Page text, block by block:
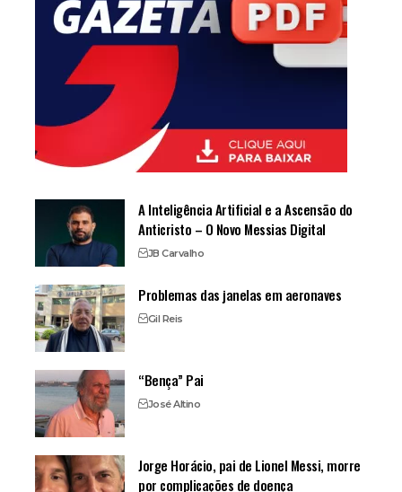
A Inteligência Artificial e a Ascensão do
Anticristo – O Novo Messias Digital
JB Carvalho
Problemas das janelas em aeronaves
Gil Reis
“Bença” Pai
José Altino
Jorge Horácio, pai de Lionel Messi, morre
por complicações de doença